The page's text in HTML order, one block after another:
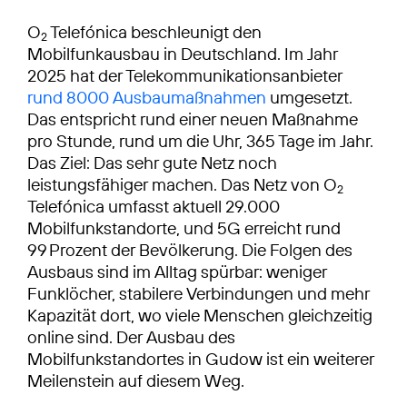
O2Telefónica beschleunigt den
Mobilfunkausbau in Deutschland. Im Jahr
2025 hat der Telekommunikationsanbieter
rund 8000 Ausbaumaßnahmen umgesetzt.
Das entspricht rund einer neuen Maßnahme
pro Stunde, rund um die Uhr, 365 Tage im Jahr.
Das Ziel: Das sehr gute Netz noch
leistungsfähiger machen. Das Netz von O2
Telefónica umfasst aktuell 29.000
Mobilfunkstandorte, und 5G erreicht rund
99 Prozent der Bevölkerung. Die Folgen des
Ausbaus sind im Alltag spürbar: weniger
Funklöcher, stabilere Verbindungen und mehr
Kapazität dort, wo viele Menschen gleichzeitig
online sind. Der Ausbau des
Mobilfunkstandortes in Gudow ist ein weiterer
Meilenstein auf diesem Weg.